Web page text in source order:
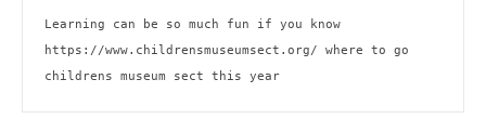
https://www.childrensmuseumsect.org/ where to go
childrens museum sect this year